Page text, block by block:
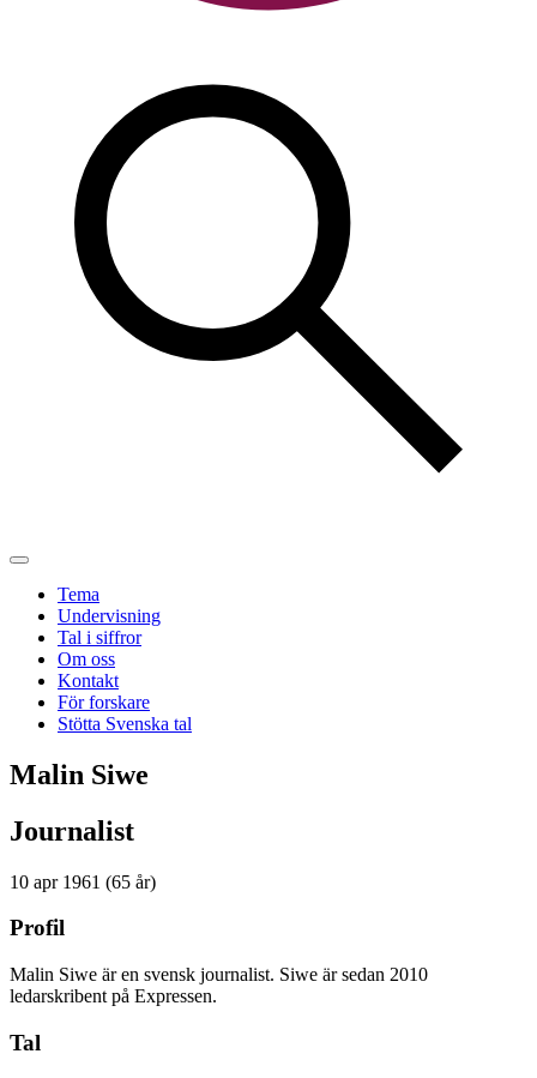
Tema
Undervisning
Tal i siffror
Om oss
Kontakt
För forskare
Stötta Svenska tal
Malin Siwe
Journalist
10 apr 1961 (65 år)
Profil
Malin Siwe är en svensk journalist. Siwe är sedan 2010
ledarskribent på Expressen.
Tal